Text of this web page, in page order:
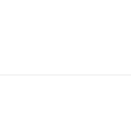
決算を分析する